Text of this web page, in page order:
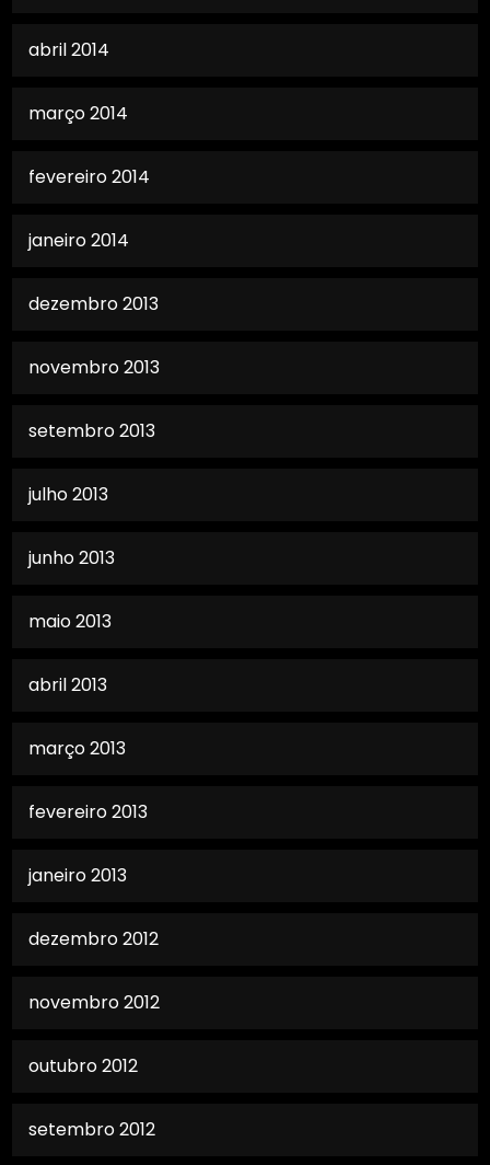
abril 2014
março 2014
fevereiro 2014
janeiro 2014
dezembro 2013
novembro 2013
setembro 2013
julho 2013
junho 2013
maio 2013
abril 2013
março 2013
fevereiro 2013
janeiro 2013
dezembro 2012
novembro 2012
outubro 2012
setembro 2012